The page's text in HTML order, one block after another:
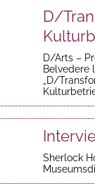
D/
D/Arts –
Belvedere
„D/
Sherlock